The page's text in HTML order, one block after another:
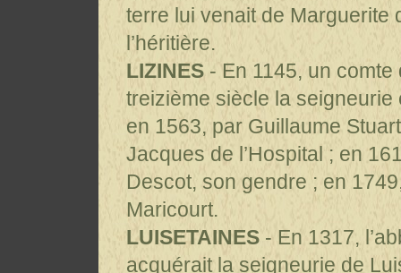
terre lui venait de Marguerite
l’héritière.
LIZINES - En 1145, un
treizième siècle la
en 1563, par Guillaume
Jacques de l’Hospital ; en
Descot, son gendre ; en
Maricourt.
LUISETAINES - En 1317,
acquérait la seigneurie de